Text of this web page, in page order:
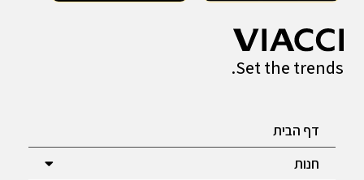
Set the trends.
דף הבית
חנות